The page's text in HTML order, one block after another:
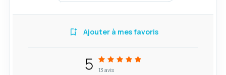
Ajouter à mes favoris
5 13 avis